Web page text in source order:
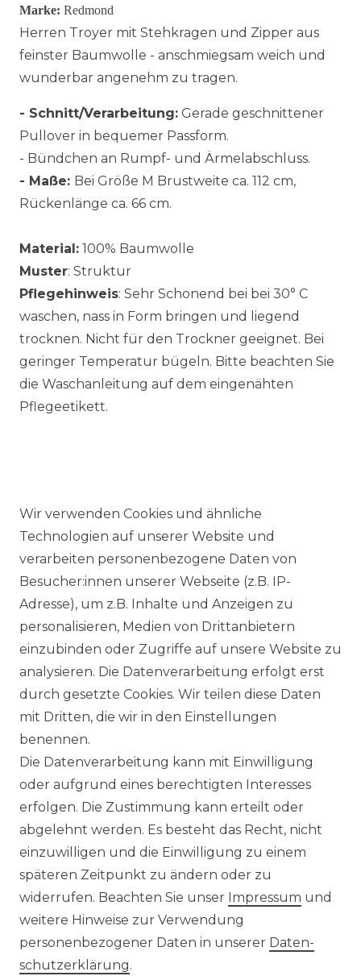
Marke: Redmond
Herren Troyer mit Stehkragen und Zipper aus
feinster Baumwolle - anschmiegsam weich und
wunderbar angenehm zu tragen.
- Schnitt/Verarbeitung: Gerade geschnittener
Pullover in bequemer Passform.
- Bündchen an Rumpf- und Ärmelabschluss.
- Maße: Bei Größe M Brustweite ca. 112 cm,
Rückenlänge ca. 66 cm.
Material: 100% Baumwolle
Muster: Struktur
Pflegehinweis: Sehr Schonend bei bei 30° C
waschen, nass in Form bringen und liegend
trocknen. Nicht für den Trockner geeignet. Bei
geringer Temperatur bügeln. Bitte beachten Sie
die Waschanleitung auf dem eingenähten
Pflegeetikett.
Ähnlicher Artikel
Redmond - Casual Fit - Herren
Cardigan College Strickjacke
in verschiedenen Farben
(Art.Nr.: 627)
UVP 59,99 €
ab 58,99 € *
Impressum Daten­schutz­erklärung
Wir verwenden Cookies und ähnliche
Technologien auf unserer Website und
verarbeiten personenbezogene Daten von
Besucher:innen unserer Webseite (z.B. IP-
Adresse), um z.B. Inhalte und Anzeigen zu
personalisieren, Medien von Drittanbietern
einzubinden oder Zugriffe auf unsere Website zu
analysieren. Die Datenverarbeitung erfolgt erst
durch gesetzte Cookies. Wir teilen diese Daten
mit Dritten, die wir in den Einstellungen
benennen.
Die Datenverarbeitung kann mit Einwilligung
oder aufgrund eines berechtigten Interesses
erfolgen. Die Zustimmung kann erteilt oder
abgelehnt werden. Es besteht das Recht, nicht
einzuwilligen und die Einwilligung zu einem
späteren Zeitpunkt zu ändern oder zu
widerrufen. Beachten Sie unser Impressum und
weitere Hinweise zur Verwendung
personenbezogener Daten in unserer Daten­
schutz­erklärung.